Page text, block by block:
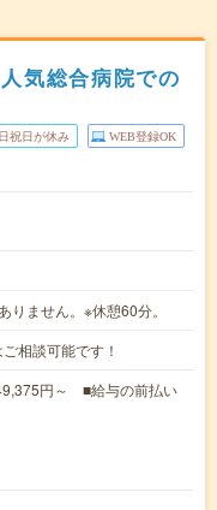
気総合病院での
祝日が休み WEB登録OK
ません。※休憩60分。
相談可能です！
円～ ■給与の前払い